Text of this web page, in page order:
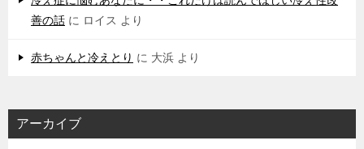
善の話 に ロイス より
赤ちゃんと冷えとり に 大浜 より
アーカイブ